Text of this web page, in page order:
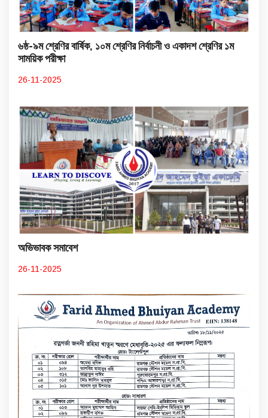
৬ষ্ঠ-৯ম শ্রেণির বার্ষিক, ১০ম শ্রেণির নির্বাচনী ও একাদশ শ্রেণির ১ম
সাময়িক পরীক্ষা
26-11-2025
অভিভাবক সমাবেশ
26-11-2025